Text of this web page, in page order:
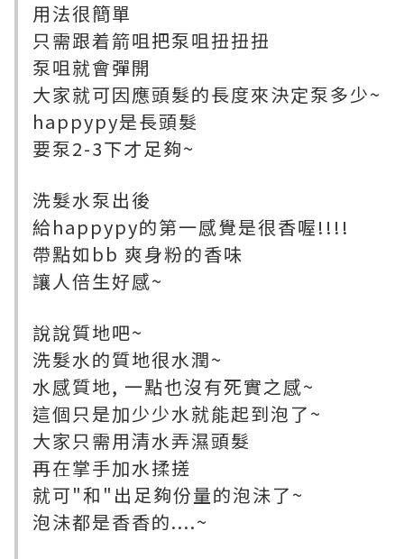
用法很簡單
只需跟着箭咀把泵咀扭扭扭
泵咀就會彈開
大家就可因應頭髮的長度來決定泵多少~
happypy是長頭髮
要泵2-3下才足夠~
洗髮水泵出後
給happypy的第一感覺是很香喔!!!!
帶點如bb 爽身粉的香味
讓人倍生好感~
說說質地吧~
洗髮水的質地很水潤~
水感質地, 一點也沒有死實之感~
這個只是加少少水就能起到泡了~
大家只需用清水弄濕頭髮
再在掌手加水揉搓
就可"和"出足夠份量的泡沬了~
泡沬都是香香的....~